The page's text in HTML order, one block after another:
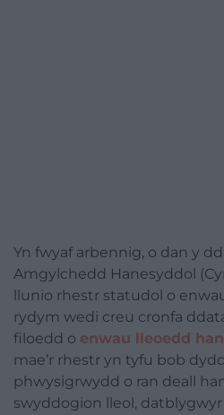
Yn fwyaf arbennig, o dan y
Amgylchedd Hanesyddol
llunio rhestr statudol o
rydym wedi creu cronfa
filoedd o enwau lleoedd
mae’r rhestr yn tyfu bob
phwysigrwydd o ran deall
swyddogion lleol, datblygwyr